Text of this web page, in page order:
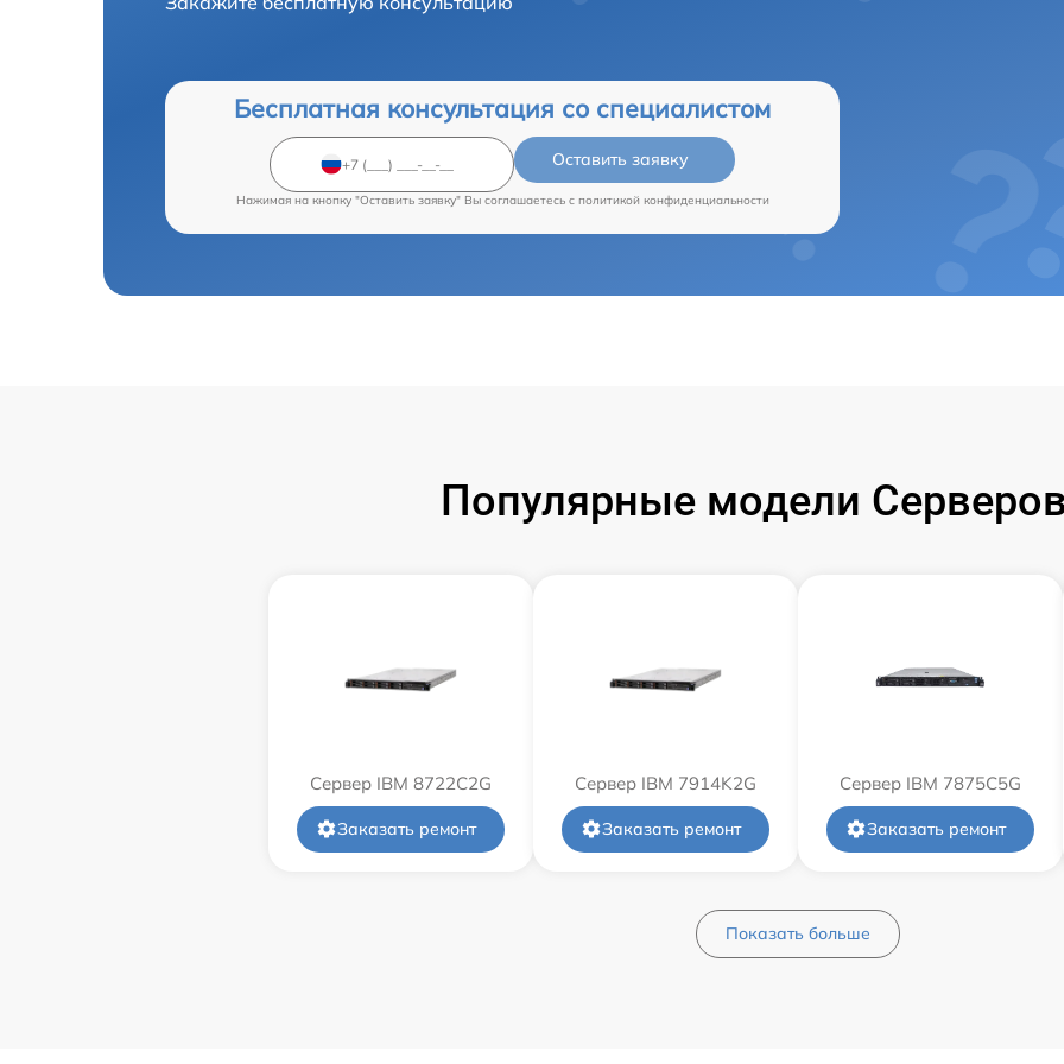
Бесплатная консультация со специалистом
Оставить заявку
Нажимая на кнопку "Оставить заявку" Вы соглашаетесь c политикой конфиденциальности
Популярные модели
Сервер IBM 8722C2G
Заказать ремонт
Сервер IBM 7914K2G
Заказать ремонт
Сервер IBM 7875C5G
Заказать ремонт
Показать больше